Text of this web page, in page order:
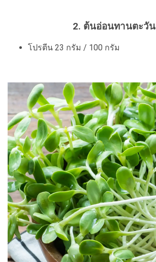
2. ต้นอ่อนทานตะวัน
โปรตีน 23 กรัม / 100 กรัม